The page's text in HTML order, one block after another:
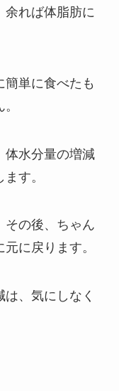
余れば体脂肪に
簡単に食べたも
体水分量の増減
す。
その後、ちゃん
に戻ります。
、気にしなく